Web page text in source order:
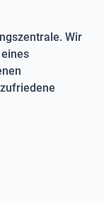
Wir